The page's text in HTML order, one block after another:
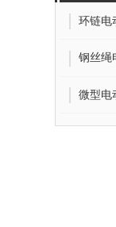
环链电
钢丝绳
微型电